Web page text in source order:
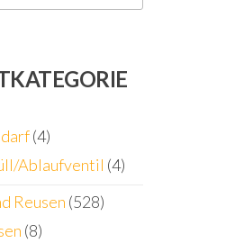
(4)
Ablaufventil (4)
Reusen (528)
(8)